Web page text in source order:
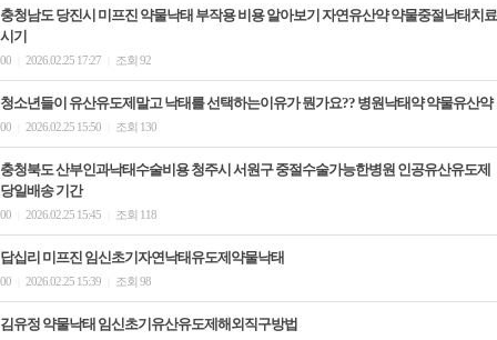
충청남도 당진시 미프진 약물낙태 부작용 비용 알아보기 자연유산약 약물중절낙태치료
시기
00 2026.02.25 17:27 조회 92
청소년들이 유산유도제말고 낙태를 선택하는이유가 뭔가요?? 병원낙태약 약물유산약
00 2026.02.25 15:50 조회 130
충청북도 산부인과낙태수술비용 청주시 서원구 중절수술가능한병원 인공유산유도제
당일배송 기간
00 2026.02.25 15:45 조회 118
답십리 미프진 임신초기자연낙태유도제약물낙태
00 2026.02.25 15:39 조회 98
김유정 약물낙태 임신초기유산유도제해외직구방법